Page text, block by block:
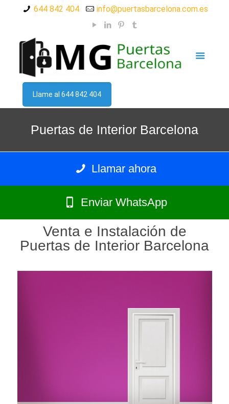
644 842 404 info@puertasbarcelona.com.es
Llame al 644 842 404
Puertas de Interior Barcelona
Llamar ahora
Enviar WhatsApp
Venta e Instalación de
Puertas de Interior Barcelona